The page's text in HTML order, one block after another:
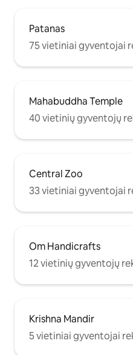
Patanas
75 vietiniai gyventojai
Mahabuddha Temple
40 vietinių gyventojų
Central Zoo
33 vietiniai gyventojai
Om Handicrafts
12 vietinių gyventojų
Krishna Mandir
5 vietiniai gyventojai